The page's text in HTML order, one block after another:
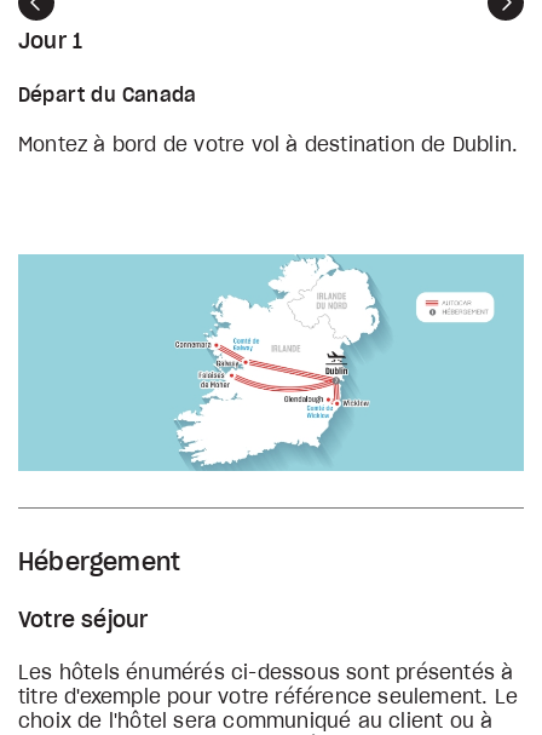
Précédent
Jour 1
Départ du Canada
Montez à bord de votre vol à destination de Dublin.
Hébergement
Votre séjour
Les hôtels énumérés ci-dessous sont présentés à
titre d'exemple pour votre référence seulement. Le
choix de l'hôtel sera communiqué au client ou à